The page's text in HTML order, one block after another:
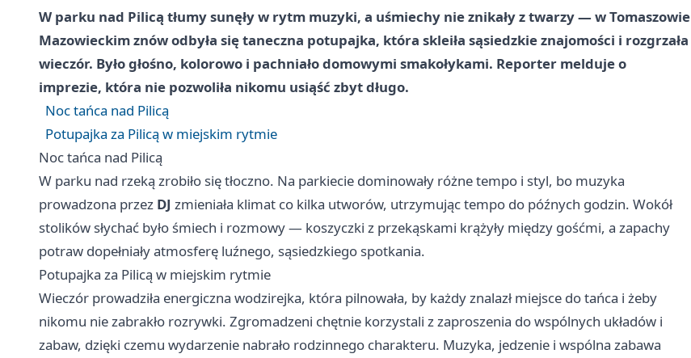
W parku nad Pilicą tłumy sunęły w rytm muzyki, a uśmiechy nie znikały z twarzy — w Tomaszowie
Mazowieckim znów odbyła się taneczna potupajka, która skleiła sąsiedzkie znajomości i rozgrzała
wieczór. Było głośno, kolorowo i pachniało domowymi smakołykami. Reporter melduje o
imprezie, która nie pozwoliła nikomu usiąść zbyt długo.
Noc tańca nad Pilicą
Potupajka za Pilicą w miejskim rytmie
Noc tańca nad Pilicą
W parku nad rzeką zrobiło się tłoczno. Na parkiecie dominowały różne tempo i styl, bo muzyka
prowadzona przez DJ zmieniała klimat co kilka utworów, utrzymując tempo do późnych godzin. Wokół
stolików słychać było śmiech i rozmowy — koszyczki z przekąskami krążyły między gośćmi, a zapachy
potraw dopełniały atmosferę luźnego, sąsiedzkiego spotkania.
Potupajka za Pilicą w miejskim rytmie
Wieczór prowadziła energiczna wodzirejka, która pilnowała, by każdy znalazł miejsce do tańca i żeby
nikomu nie zabrakło rozrywki. Zgromadzeni chętnie korzystali z zaproszenia do wspólnych układów i
zabaw, dzięki czemu wydarzenie nabrało rodzinnego charakteru. Muzyka, jedzenie i wspólna zabawa